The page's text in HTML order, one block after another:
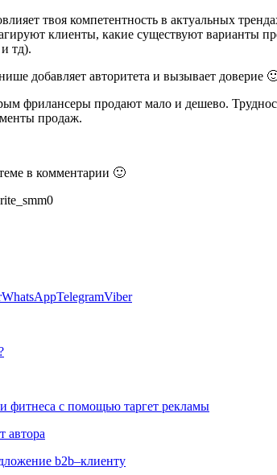
твоя компетентность в актуальных
клиенты, какие существуют варианты
тд).
добавляет авторитета и вызывает доверие
фрилансеры продают мало и дешево.
продаж.
в комментарии 🙂
WhatsAppTelegramViber
фитнеса с помощью таргет рекламы
автора
b2b–клиенту